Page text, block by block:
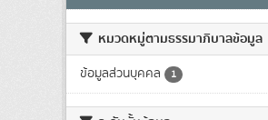
หมวดหมู่ตามธรรมาภิบาลข้อมูล
ข้อมูลส่วนบุคคล 1